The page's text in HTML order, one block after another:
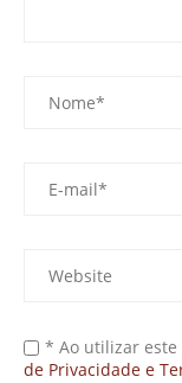
* Ao utilizar este
de Privacidade e